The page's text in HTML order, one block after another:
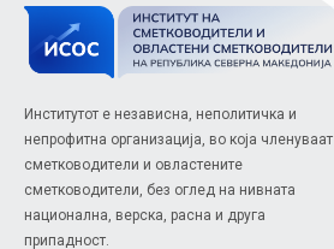
Институтот е независна, неполитичка и
непрофитна организација, во која членуваат
сметководители и овластените
сметководители, без оглед на нивната
национална, верска, расна и друга
припадност.